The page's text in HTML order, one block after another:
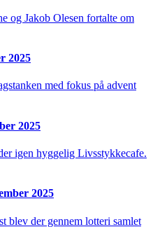
og Jakob Olesen fortalte om
2025
med fokus på advent
2025
igen hyggelig Livsstykkecafe.
2025
blev der gennem lotteri samlet